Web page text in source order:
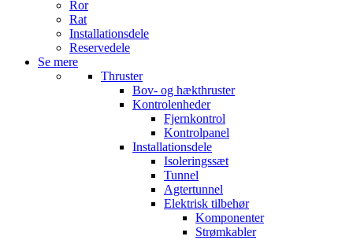
Ror
Rat
Installationsdele
Reservedele
Se mere
Thruster
Bov- og hækthruster
Kontrolenheder
Fjernkontrol
Kontrolpanel
Installationsdele
Isoleringssæt
Tunnel
Agtertunnel
Elektrisk tilbehør
Komponenter
Strømkabler